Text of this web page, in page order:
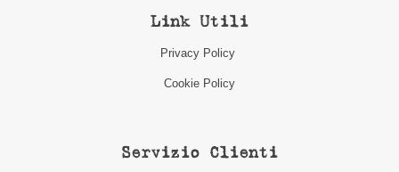
Link Utili
Privacy Policy
Cookie Policy
Servizio Clienti